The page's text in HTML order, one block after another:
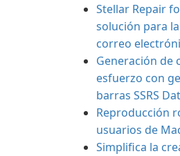
Stellar Repair
solución para
correo
Generación de
esfuerzo con
barras SSRS
Reproducción
usuarios de
Simplifica la